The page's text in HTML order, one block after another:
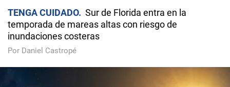
TENGA CUIDADO
Sur de Florida entra en la
temporada de mareas altas con riesgo de
inundaciones costeras
Por Daniel Castropé